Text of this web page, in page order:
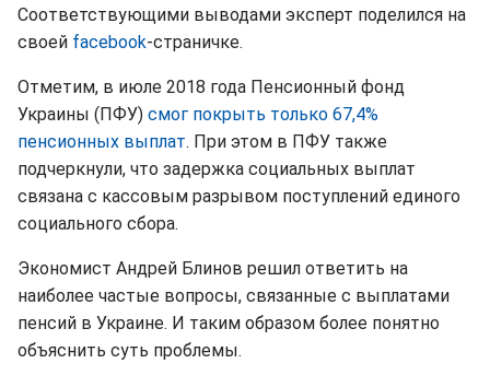
Соответствующими выводами эксперт поделился на
своей facebook-страничке.
Отметим, в июле 2018 года Пенсионный фонд
Украины (ПФУ) смог покрыть только 67,4%
пенсионных выплат. При этом в ПФУ также
подчеркнули, что задержка социальных выплат
связана с кассовым разрывом поступлений единого
социального сбора.
Экономист Андрей Блинов решил ответить на
наиболее частые вопросы, связанные с выплатами
пенсий в Украине. И таким образом более понятно
объяснить суть проблемы.